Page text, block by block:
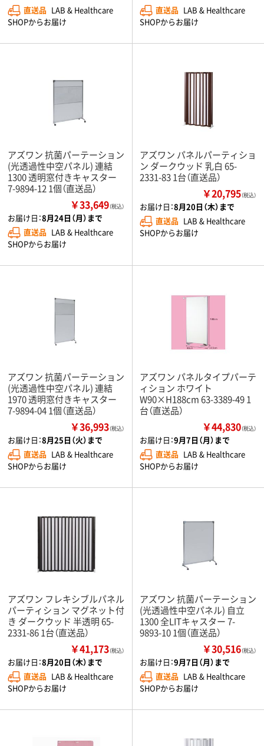
直送品 LAB & Healthcare
SHOPからお届け
直送品 LAB & Healthcare
SHOPからお届け
アズワン 抗菌パーテーション
(光透過性中空パネル) 連結
1300 透明窓付きキャスター
7-9894-12 1個（直送品）
￥33,649（税込）
お届け日：8月24日（月）まで
直送品 LAB & Healthcare
SHOPからお届け
アズワン パネルパーティショ
ン ダークウッド 乳白 65-
2331-83 1台（直送品）
￥20,795（税込）
お届け日：8月20日（木）まで
直送品 LAB & Healthcare
SHOPからお届け
アズワン 抗菌パーテーション
(光透過性中空パネル) 連結
1970 透明窓付きキャスター
7-9894-04 1個（直送品）
￥36,993（税込）
お届け日：8月25日（火）まで
直送品 LAB & Healthcare
SHOPからお届け
アズワン パネルタイプパーテ
ィション ホワイト
W90×H188cm 63-3389-49 1
台（直送品）
￥44,830（税込）
お届け日：9月7日（月）まで
直送品 LAB & Healthcare
SHOPからお届け
アズワン フレキシブルパネル
パーティション マグネット付
き ダークウッド 半透明 65-
2331-86 1台（直送品）
￥41,173（税込）
お届け日：8月20日（木）まで
直送品 LAB & Healthcare
SHOPからお届け
アズワン 抗菌パーテーション
(光透過性中空パネル) 自立
1300 全LITキャスター 7-
9893-10 1個（直送品）
￥30,516（税込）
お届け日：9月7日（月）まで
直送品 LAB & Healthcare
SHOPからお届け